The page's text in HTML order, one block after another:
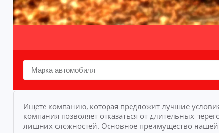
Ищете компанию, которая предложит лучшие
компания позволяет отказаться от длительных
лишних сложностей. Основное преимущество нашей